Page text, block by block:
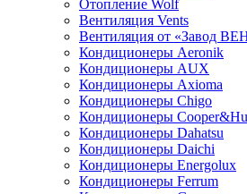
Отопление Wolf
Вентиляция Vents
Вентиляция от «Завод
Кондиционеры Aeronik
Кондиционеры AUX
Кондиционеры Axioma
Кондиционеры Chigo
Кондиционеры
Кондиционеры Dahatsu
Кондиционеры Daichi
Кондиционеры Energolux
Кондиционеры Ferrum